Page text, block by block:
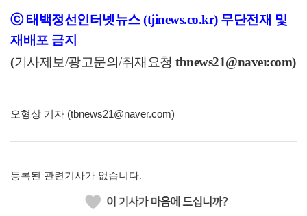
ⓒ 태백정선인터넷뉴스 (tjinews.co.kr) 무단전재 및
재배포 금지
(기사제보/광고문의/취재요청 tbnews21@naver.com)
오형상 기자 (tbnews21@naver.com)
등록된 관련기사가 없습니다.